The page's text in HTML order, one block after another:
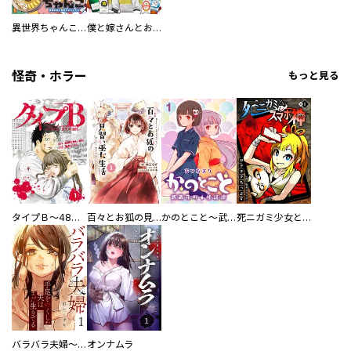
異世界ちゃんこ～横綱目前に召喚されたんだが～ 【連載版】 僕と嫁さんとお酒の関係
怪奇・ホラー もっと見る
タイプＢ～48時間後、致死率100％～【単話】 百々とお狐の見習い巫女生活【単行本版】 かのとこと～武蔵花町怪話譚～ 【連載版】 死ニガミ少女とスマホ神
バラバラ夫婦～手足をなくした夫はまだ生きてる オンナムラ